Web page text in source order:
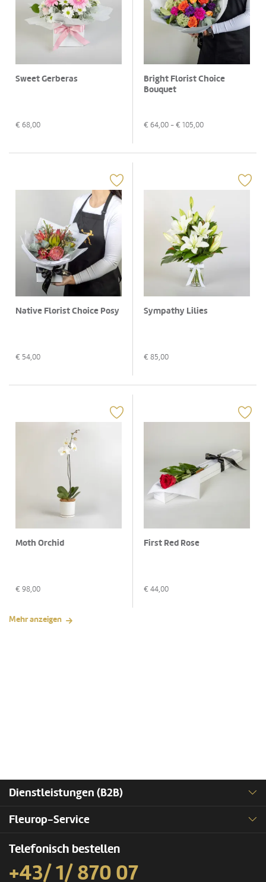
Sweet Gerberas
€ 68,00
Bright Florist Choice
Bouquet
€ 64,00 - € 105,00
Native Florist Choice Posy
€ 54,00
Sympathy Lilies
€ 85,00
Moth Orchid
€ 98,00
First Red Rose
€ 44,00
Mehr anzeigen
Dienstleistungen (B2B)
Fleurop-Service
Telefonisch bestellen
+43/ 1/ 870 07